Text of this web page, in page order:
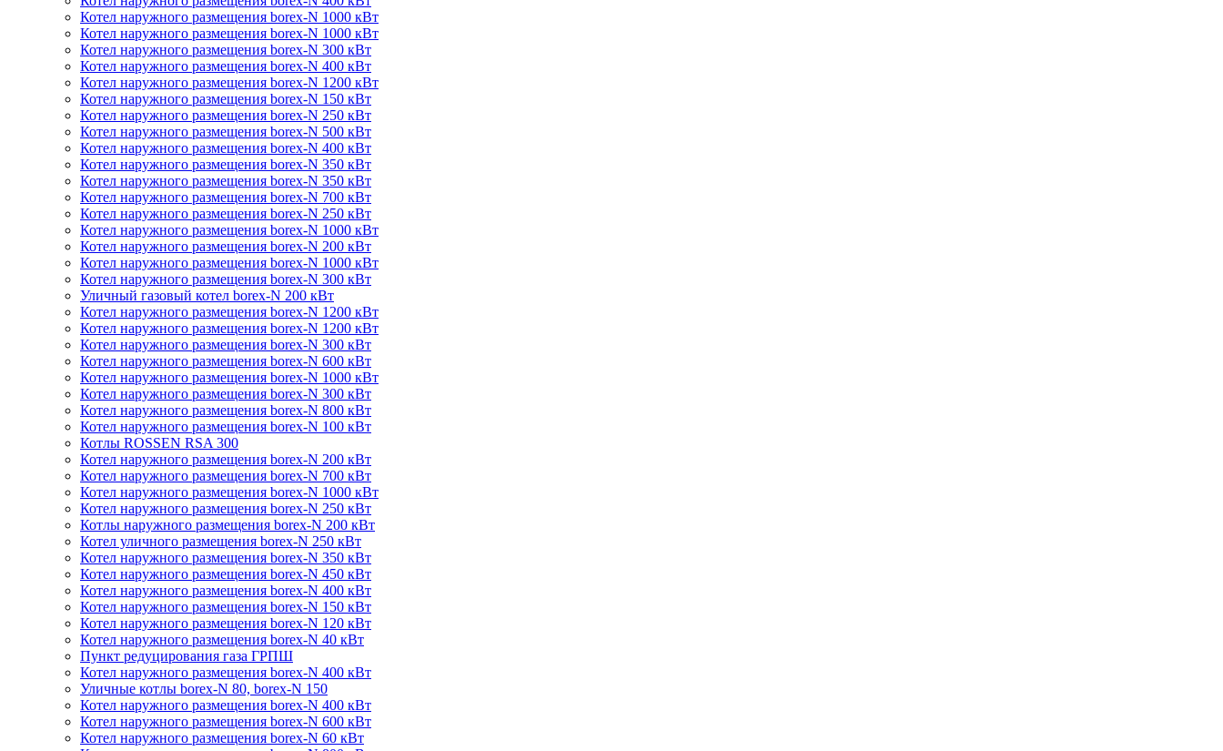
Котел наружного размещения borex-N 1000 кВт
Котел наружного размещения borex-N 1000 кВт
Котел наружного размещения borex-N 300 кВт
Котел наружного размещения borex-N 400 кВт
Котел наружного размещения borex-N 1200 кВт
Котел наружного размещения borex-N 150 кВт
Котел наружного размещения borex-N 250 кВт
Котел наружного размещения borex-N 500 кВт
Котел наружного размещения borex-N 400 кВт
Котел наружного размещения borex-N 350 кВт
Котел наружного размещения borex-N 350 кВт
Котел наружного размещения borex-N 700 кВт
Котел наружного размещения borex-N 250 кВт
Котел наружного размещения borex-N 1000 кВт
Котел наружного размещения borex-N 200 кВт
Котел наружного размещения borex-N 1000 кВт
Котел наружного размещения borex-N 300 кВт
Уличный газовый котел borex-N 200 кВт
Котел наружного размещения borex-N 1200 кВт
Котел наружного размещения borex-N 1200 кВт
Котел наружного размещения borex-N 300 кВт
Котел наружного размещения borex-N 600 кВт
Котел наружного размещения borex-N 1000 кВт
Котел наружного размещения borex-N 300 кВт
Котел наружного размещения borex-N 800 кВт
Котел наружного размещения borex-N 100 кВт
Котлы ROSSEN RSA 300
Котел наружного размещения borex-N 200 кВт
Котел наружного размещения borex-N 700 кВт
Котел наружного размещения borex-N 1000 кВт
Котел наружного размещения borex-N 250 кВт
Котлы наружного размещения borex-N 200 кВт
Котел уличного размещения borex-N 250 кВт
Котел наружного размещения borex-N 350 кВт
Котел наружного размещения borex-N 450 кВт
Котел наружного размещения borex-N 400 кВт
Котел наружного размещения borex-N 150 кВт
Котел наружного размещения borex-N 120 кВт
Котел наружного размещения borex-N 40 кВт
Пункт редуцирования газа ГРПШ
Котел наружного размещения borex-N 400 кВт
Уличные котлы borex-N 80, borex-N 150
Котел наружного размещения borex-N 400 кВт
Котел наружного размещения borex-N 600 кВт
Котел наружного размещения borex-N 60 кВт